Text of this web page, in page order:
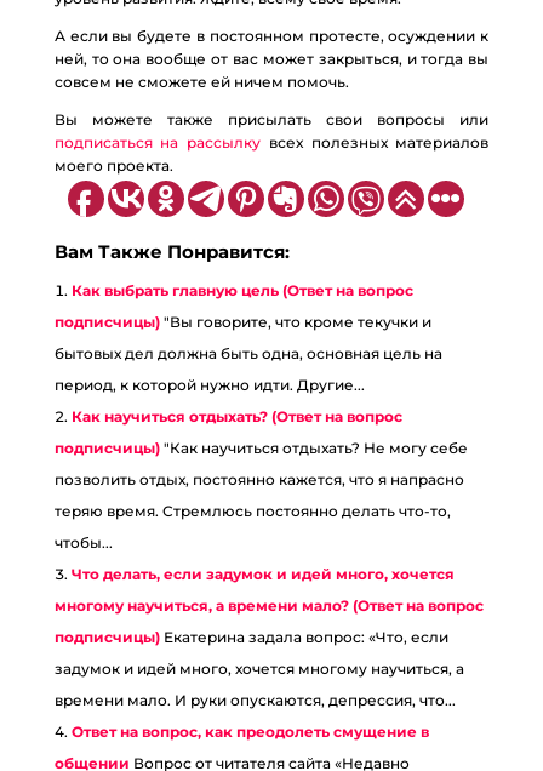
А если вы будете в постоянном протесте, осуждении к
ней, то она вообще от вас может закрыться, и тогда вы
совсем не сможете ей ничем помочь.
Вы можете также присылать свои вопросы или
подписаться на рассылку всех полезных материалов
моего проекта.
Вам Также Понравится:
Как выбрать главную цель (Ответ на вопрос
подписчицы) "Вы говорите, что кроме текучки и
бытовых дел должна быть одна, основная цель на
период, к которой нужно идти. Другие...
Как научиться отдыхать? (Ответ на вопрос
подписчицы) "Как научиться отдыхать? Не могу себе
позволить отдых, постоянно кажется, что я напрасно
теряю время. Стремлюсь постоянно делать что-то,
чтобы...
Что делать, если задумок и идей много, хочется
многому научиться, а времени мало? (Ответ на вопрос
подписчицы) Екатерина задала вопрос: «Что, если
задумок и идей много, хочется многому научиться, а
времени мало. И руки опускаются, депресс­ия, что...
Ответ на вопрос, как преодолеть смущение в
общении Вопрос от читателя сайта «Недавно